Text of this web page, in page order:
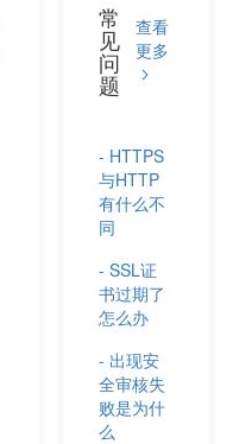
常
见
问
题
查看
更多
- HTTPS
与HTTP
有什么不
同
- SSL证
书过期了
怎么办
- 出现安
全审核失
败是为什
么